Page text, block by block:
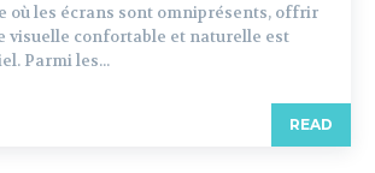
où les écrans sont omniprésents, offrir
visuelle confortable et naturelle est
Parmi les...
READ